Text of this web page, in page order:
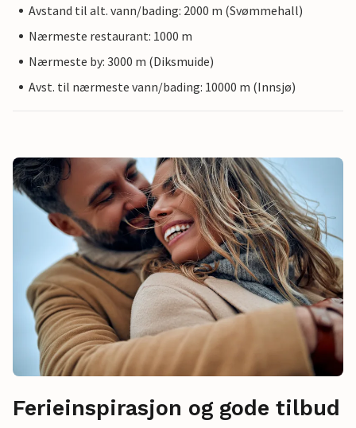
Avstand til alt. vann/bading: 2000 m (Svømmehall)
Nærmeste restaurant: 1000 m
Nærmeste by: 3000 m (Diksmuide)
Avst. til nærmeste vann/bading: 10000 m (Innsjø)
Ferieinspirasjon og gode tilbud